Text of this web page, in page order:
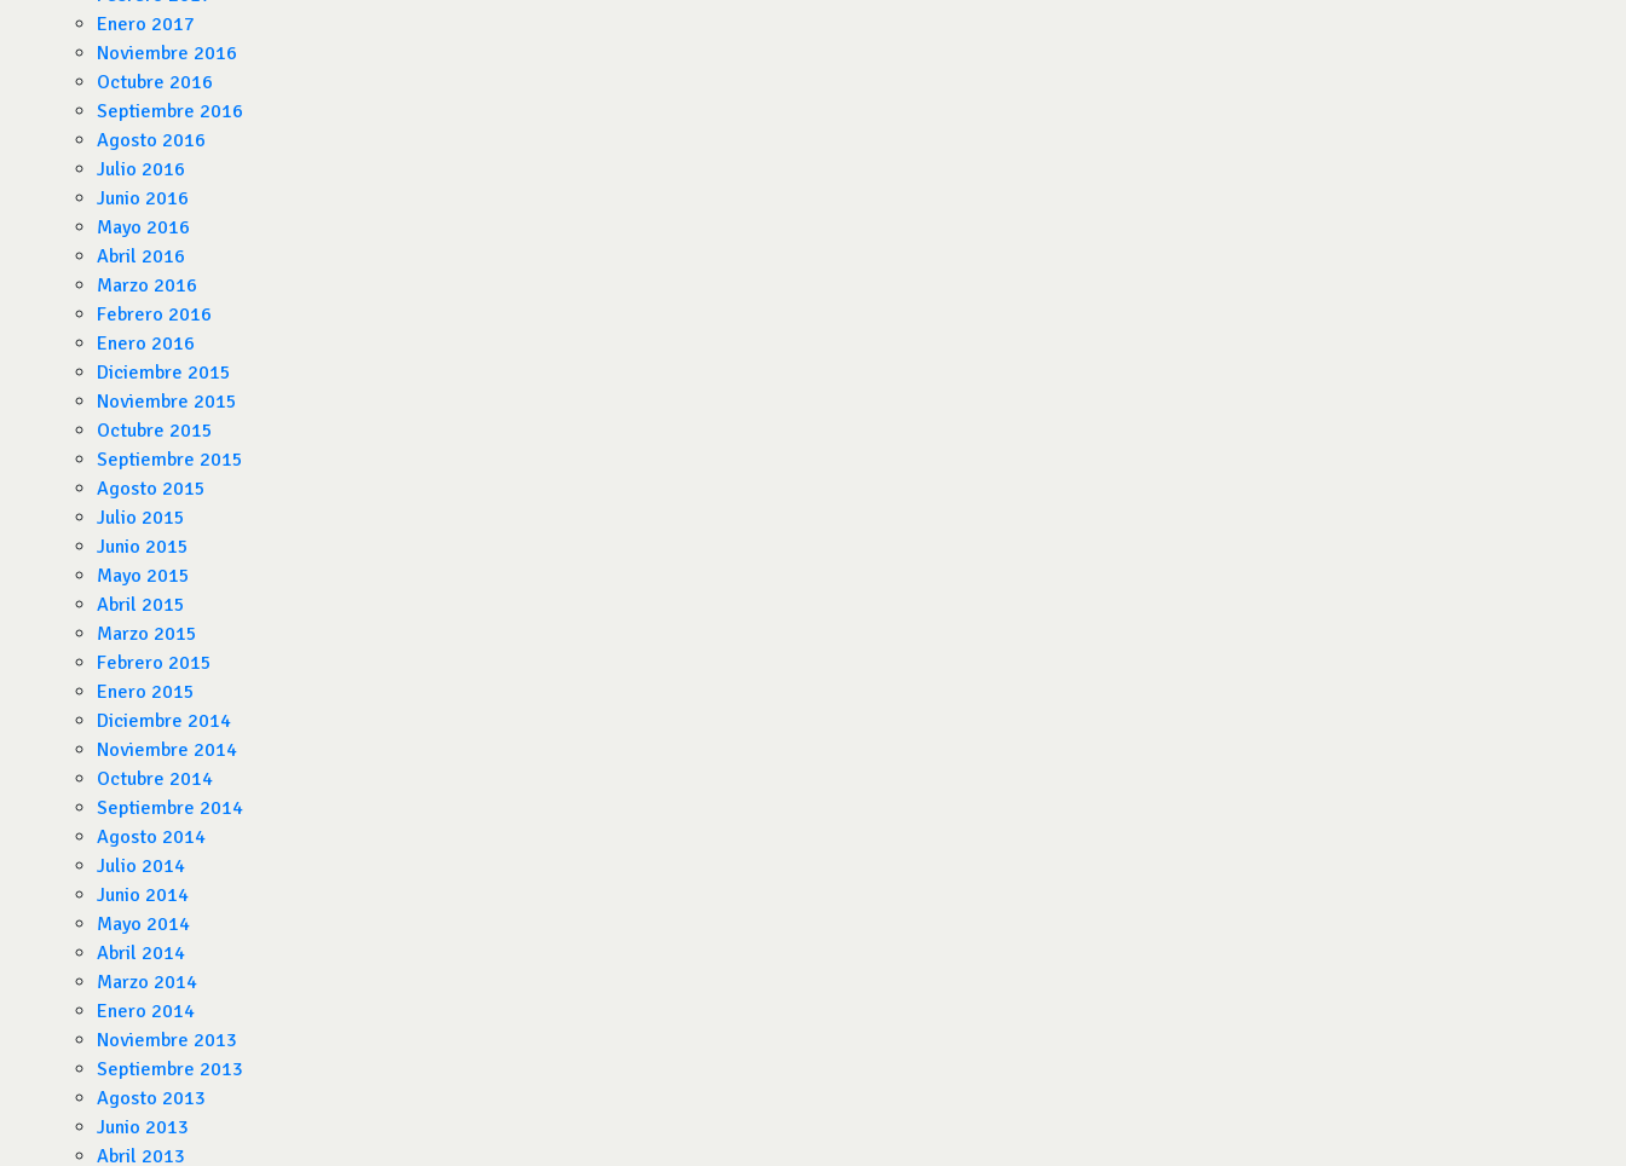
Enero 2017
Noviembre 2016
Octubre 2016
Septiembre 2016
Agosto 2016
Julio 2016
Junio 2016
Mayo 2016
Abril 2016
Marzo 2016
Febrero 2016
Enero 2016
Diciembre 2015
Noviembre 2015
Octubre 2015
Septiembre 2015
Agosto 2015
Julio 2015
Junio 2015
Mayo 2015
Abril 2015
Marzo 2015
Febrero 2015
Enero 2015
Diciembre 2014
Noviembre 2014
Octubre 2014
Septiembre 2014
Agosto 2014
Julio 2014
Junio 2014
Mayo 2014
Abril 2014
Marzo 2014
Enero 2014
Noviembre 2013
Septiembre 2013
Agosto 2013
Junio 2013
Abril 2013